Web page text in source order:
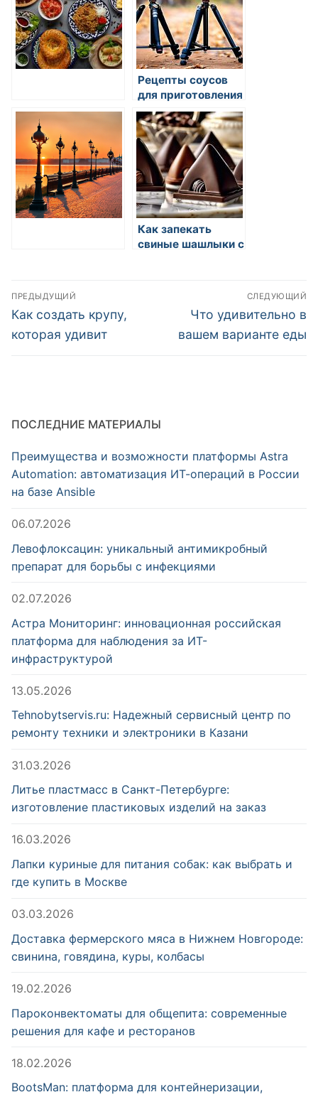
Рецепты соусов
для приготовления
пиццы
Как запекать
свиные шашлыки с
Навигация
по
записям
ПРЕДЫДУЩИЙ
Предыдущая
запись:
Как создать крупу,
которая удивит
СЛЕДУЮЩИЙ
Следующая
запись:
Что удивительно в
вашем варианте еды
ПОСЛЕДНИЕ МАТЕРИАЛЫ
Преимущества и возможности платформы Astra
Automation: автоматизация ИТ-операций в России
на базе Ansible
06.07.2026
Левофлоксацин: уникальный антимикробный
препарат для борьбы с инфекциями
02.07.2026
Астра Мониторинг: инновационная российская
платформа для наблюдения за ИТ-
инфраструктурой
13.05.2026
Tehnobytservis.ru: Надежный сервисный центр по
ремонту техники и электроники в Казани
31.03.2026
Литье пластмасс в Санкт-Петербурге:
изготовление пластиковых изделий на заказ
16.03.2026
Лапки куриные для питания собак: как выбрать и
где купить в Москве
03.03.2026
Доставка фермерского мяса в Нижнем Новгороде:
свинина, говядина, куры, колбасы
19.02.2026
Пароконвектоматы для общепита: современные
решения для кафе и ресторанов
18.02.2026
BootsMan: платформа для контейнеризации,